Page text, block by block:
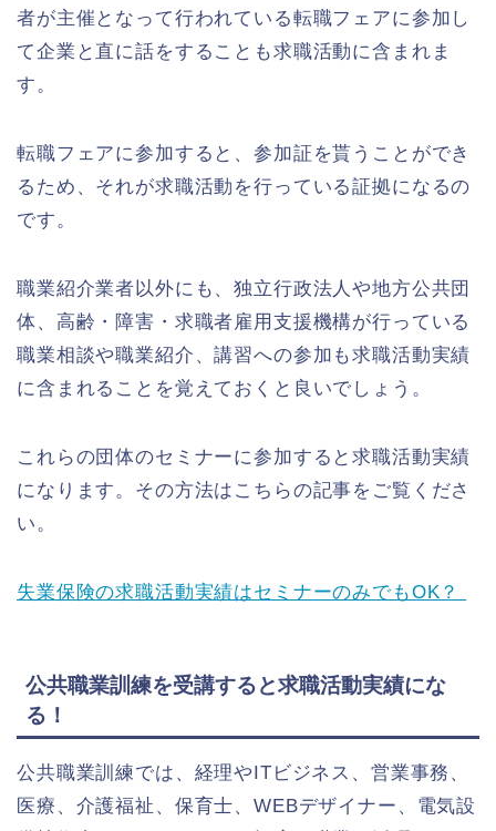
者が主催となって行われている転職フェアに参加し
て企業と直に話をすることも求職活動に含まれま
す。
転職フェアに参加すると、参加証を貰うことができ
るため、それが求職活動を行っている証拠になるの
です。
職業紹介業者以外にも、独立行政法人や地方公共団
体、高齢・障害・求職者雇用支援機構が行っている
職業相談や職業紹介、講習への参加も求職活動実績
に含まれることを覚えておくと良いでしょう。
これらの団体のセミナーに参加すると求職活動実績
になります。その方法はこちらの記事をご覧くださ
い。
失業保険の求職活動実績はセミナーのみでもOK？
公共職業訓練を受講すると求職活動実績にな
る！
公共職業訓練では、経理やITビジネス、営業事務、
医療、介護福祉、保育士、WEBデザイナー、電気設